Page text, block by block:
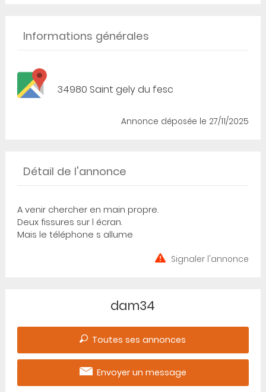
Informations générales
34980 Saint gely du fesc
Annonce déposée le 27/11/2025
Détail de l'annonce
A venir chercher en main propre.
Deux fissures sur l écran.
Mais le téléphone s allume
Signaler l'annonce
dam34
Toutes ses annonces
Envoyer un message